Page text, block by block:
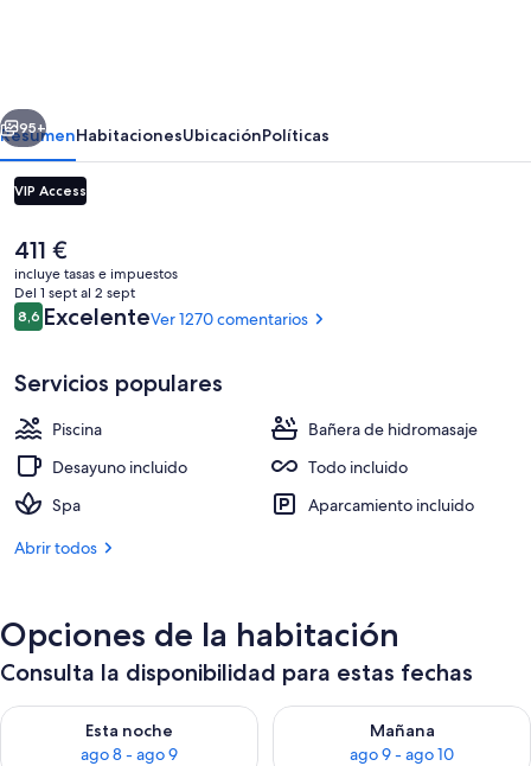
At
Ocean
El
Faro
All
Inclusive
Siguiente
95+
ResumenHabitacionesUbicaciónPolíticas
VIP Access
El
precio
actual
es
de
411 €
incluye tasas e impuestos
Del 1 sept al 2 sept
Comentarios
8,68,6 de 10
ExcelenteVer 1270 comentarios
Servicios populares
Piscina
Bañera de hidromasaje
Desayuno incluido
Todo incluido
Spa
Aparcamiento incluido
Abrir todos
Opciones de la habitación
Consulta la disponibilidad para estas fechas
Esta noche
ago 8 - ago 9
Consulta la disponibilidad para esta noche, ago 8 - ago 9
Mañana
ago 9 - ago 10
Consulta la disponibilidad